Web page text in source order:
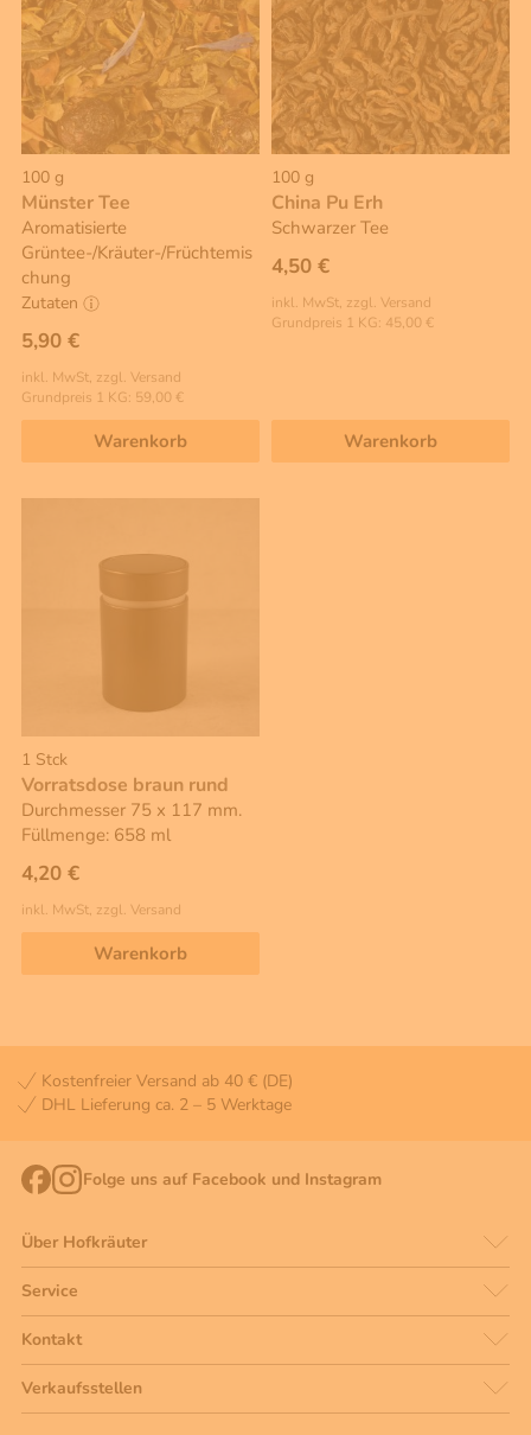
100 g
Münster Tee
Aromatisierte
Grüntee-/Kräuter-/Früchtemis
chung
Zutaten
5,90 €
inkl. MwSt, zzgl. Versand
Grundpreis 1 KG: 59,00 €
Warenkorb
100 g
China Pu Erh
Schwarzer Tee
4,50 €
inkl. MwSt, zzgl. Versand
Grundpreis 1 KG: 45,00 €
Warenkorb
1 Stck
Vorratsdose braun rund
Durchmesser 75 x 117 mm.
Füllmenge: 658 ml
4,20 €
inkl. MwSt, zzgl. Versand
Warenkorb
Kostenfreier Versand ab 40 € (DE)
DHL Lieferung ca. 2 – 5 Werktage
Folge uns auf Facebook und Instagram
Über Hofkräuter
Service
Kontakt
Verkaufsstellen